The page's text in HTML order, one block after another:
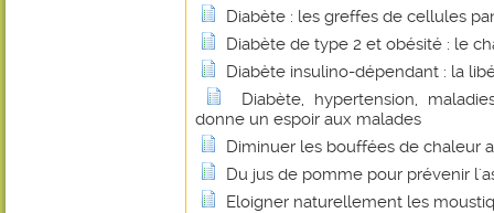
Diabète : les greffes de cellules
Diabète de type 2 et obésité : le
Diabète insulino-dépendant : la
Diabète, hypertension,
donne un espoir aux malades
Diminuer les bouffées de chaleur
Du jus de pomme pour prévenir
Eloigner naturellement les